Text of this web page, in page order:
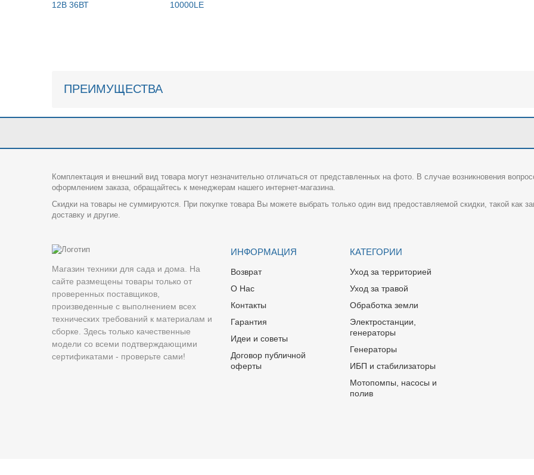
12В 36ВТ
10000LE
ПРЕИМУЩЕСТВА
Комплектация и внешний вид товара могут незначительно отличаться от представленных на фото. В случае возникновения
оформлением заказа, обращайтесь к менеджерам нашего интернет-магазина.
Скидки на товары не суммируются. При покупке товара Вы можете выбрать только один вид предоставляемой скидки, такой как
доставку и другие.
Магазин техники для сада и дома. На
сайте размещены товары только от
проверенных поставщиков,
произведенные с выполнением всех
технических требований к материалам и
сборке. Здесь только качественные
модели со всеми подтверждающими
сертификатами - проверьте сами!
ИНФОРМАЦИЯ
Возврат
О Нас
Контакты
Гарантия
Идеи и советы
Договор публичной
оферты
КАТЕГОРИИ
Уход за территорией
Уход за травой
Обработка земли
Электростанции,
генераторы
Генераторы
ИБП и стабилизаторы
Мотопомпы, насосы и
полив